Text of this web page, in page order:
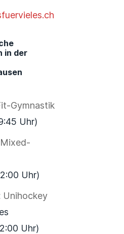
in der
Gymnastik
Uhr)
Mixed-
Uhr)
Unihockey
Uhr)